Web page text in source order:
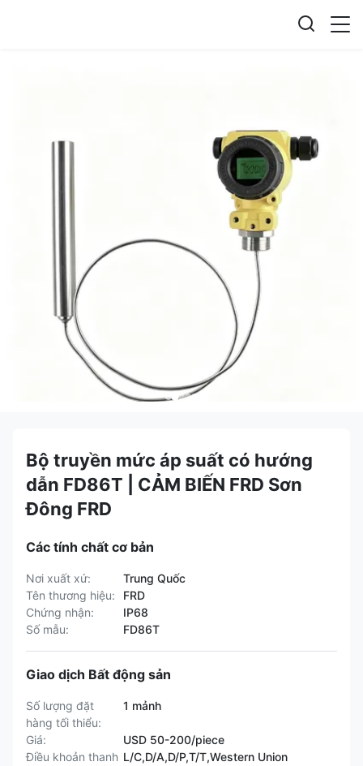
Bộ truyền mức áp suất có hướng
dẫn FD86T | CẢM BIẾN FRD Sơn
Đông FRD
Các tính chất cơ bản
Nơi xuất xứ:
Trung Quốc
Tên thương hiệu:
FRD
Chứng nhận:
IP68
Số mẫu:
FD86T
Giao dịch Bất động sản
Số lượng đặt
hàng tối thiểu:
1 mảnh
Giá:
USD 50-200/piece
Điều khoản thanh L/C,D/A,D/P,T/T,Western Union